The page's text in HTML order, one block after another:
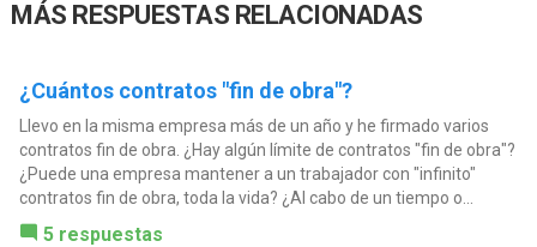
MÁS RESPUESTAS RELACIONADAS
¿Cuántos contratos "fin de obra"?
Llevo en la misma empresa más de un año y he firmado varios
contratos fin de obra. ¿Hay algún límite de contratos "fin de obra"?
¿Puede una empresa mantener a un trabajador con "infinito"
contratos fin de obra, toda la vida? ¿Al cabo de un tiempo o...
5 respuestas